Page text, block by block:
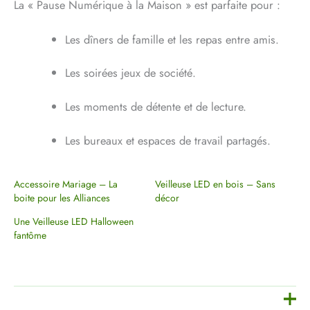
La « Pause Numérique à la Maison » est parfaite pour :
Les dîners de famille et les repas entre amis.
Les soirées jeux de société.
Les moments de détente et de lecture.
Les bureaux et espaces de travail partagés.
Accessoire Mariage – La
boite pour les Alliances
Veilleuse LED en bois – Sans
décor
Une Veilleuse LED Halloween
fantôme